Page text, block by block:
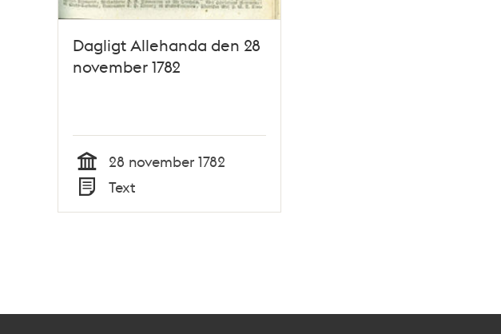
Dagligt Allehanda den 28
november 1782
Tid
28 november 1782
Typ
Text